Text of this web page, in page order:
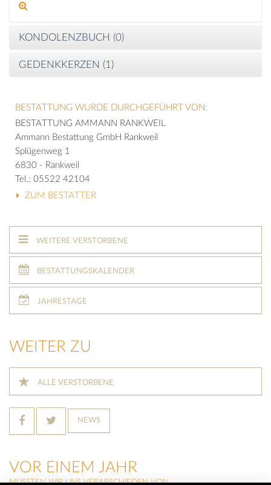
KONDOLENZBUCH (0)
GEDENKKERZEN (1 )
BESTATTUNG WURDE DURCHGEFÜHRT VON:
BESTATTUNG AMMANN RANKWEIL
Ammann Bestattung GmbH Rankweil
Splügenweg 1
6830 - Rankweil
Tel.: 05522 42104
ZUM BESTATTER
WEITERE VERSTORBENE
BESTATTUNGSKALENDER
JAHRESTAGE
WEITER ZU
ALLE VERSTORBENE
NEWS
VOR EINEM JAHR
MUSSTEN WIR UNS VERABSCHIEDEN VON